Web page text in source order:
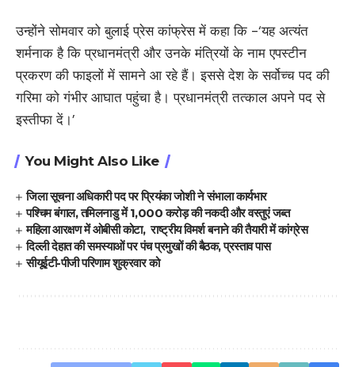
उन्होंने सोमवार को बुलाई प्रेस कांफ्रेस में कहा कि -‘यह अत्यंत
शर्मनाक है कि प्रधानमंत्री और उनके मंत्रियों के नाम एपस्टीन
प्रकरण की फाइलों में सामने आ रहे हैं। इससे देश के सर्वोच्च पद की
गरिमा को गंभीर आघात पहुंचा है। प्रधानमंत्री तत्काल अपने पद से
इस्तीफा दें।’
You Might Also Like
जिला सूचना अधिकारी पद पर प्रियंका जोशी ने संभाला कार्यभार
पश्चिम बंगाल, तमिलनाडु में 1,000 करोड़ की नकदी और वस्तुएं जब्त
महिला आरक्षण में ओबीसी कोटा, राष्ट्रीय विमर्श बनाने की तैयारी में कांग्रेस
दिल्ली देहात की समस्याओं पर पंच प्रमुखों की बैठक, प्रस्ताव पास
सीयूईटी-पीजी परिणाम शुक्रवार को